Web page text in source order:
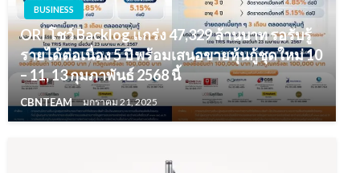
BUSINESS
ORI โชว์ Backlog แกร่ง 47,329 ล้านบาท รอรับรู้
รายได้ต่อเนื่อง 5 ปี พร้อมเสนอขายหุ้นกู้ชุดใหม่ 10
– 11, 13 กุมภาพันธ์ 2568 นี้
CBNTEAM มกราคม 21, 2025